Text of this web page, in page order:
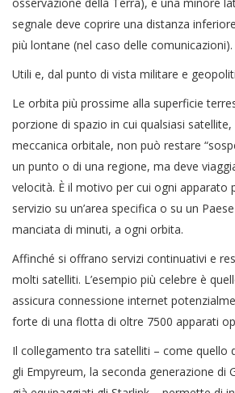
osservazione della Terra), e una minore
segnale deve coprire una distanza
più lontane (nel caso delle comunicazioni).
Utili e, dal punto di vista militare e
Le orbita più prossime alla superficie
porzione di spazio in cui qualsiasi
meccanica orbitale, non può restare
un punto o di una regione, ma deve
velocità. È il motivo per cui ogni apparato
servizio su un’area specifica o su un
manciata di minuti, a ogni orbita.
Affinché si offrano servizi continuativi e
molti satelliti. L’esempio più celebre è
assicura connessione internet
forte di una flotta di oltre 7500 apparati
Il collegamento tra satelliti – come quello
gli Empyreum, la seconda generazione di